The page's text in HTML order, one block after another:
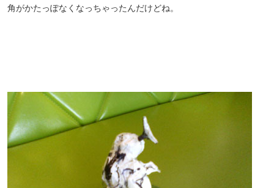
角がかたっぽなくなっちゃったんだけどね。